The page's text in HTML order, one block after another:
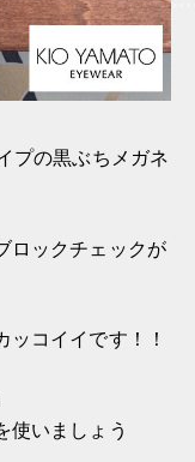
プの黒ぶちメガネ
ロックチェックが
ッコイイです！！
使いましょう